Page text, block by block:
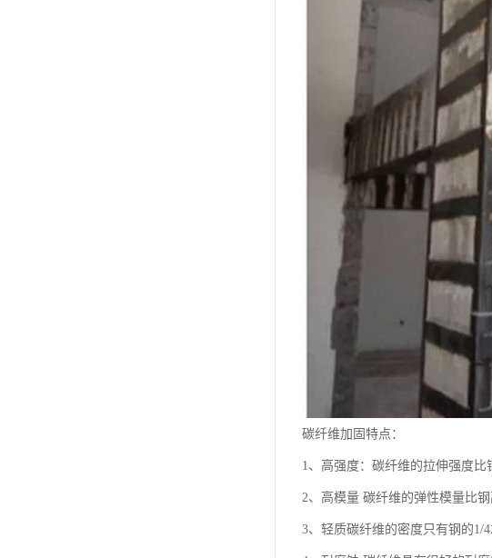
碳纤维加固特点：
1、高强度：碳纤维的拉伸强度比
2、高模量 碳纤维的弹性模量比
3、轻质碳纤维的密度只有钢的1/